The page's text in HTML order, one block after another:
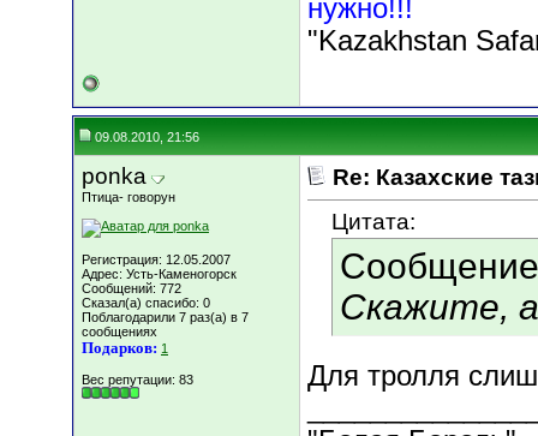
нужно!!!
"Kazakhstan
09.08.2010, 21:56
ponka
Птица- говорун
Регистрация: 12.05.2007
Адрес: Усть-Каменогорск
Сообщений: 772
Сказал(а) спасибо: 0
Поблагодарили 7 раз(а) в 7
сообщениях
Подарков: 1
Вес репутации: 83
Re: Казахские
Цитата:
Скажите,
Для тролля